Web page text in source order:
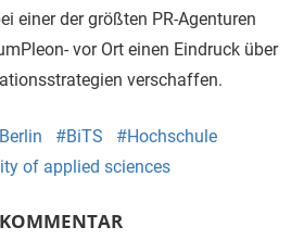
einer der größten PR-Agenturen
vor Ort einen Eindruck über
verschaffen.
BiTS
Hochschule
of applied sciences